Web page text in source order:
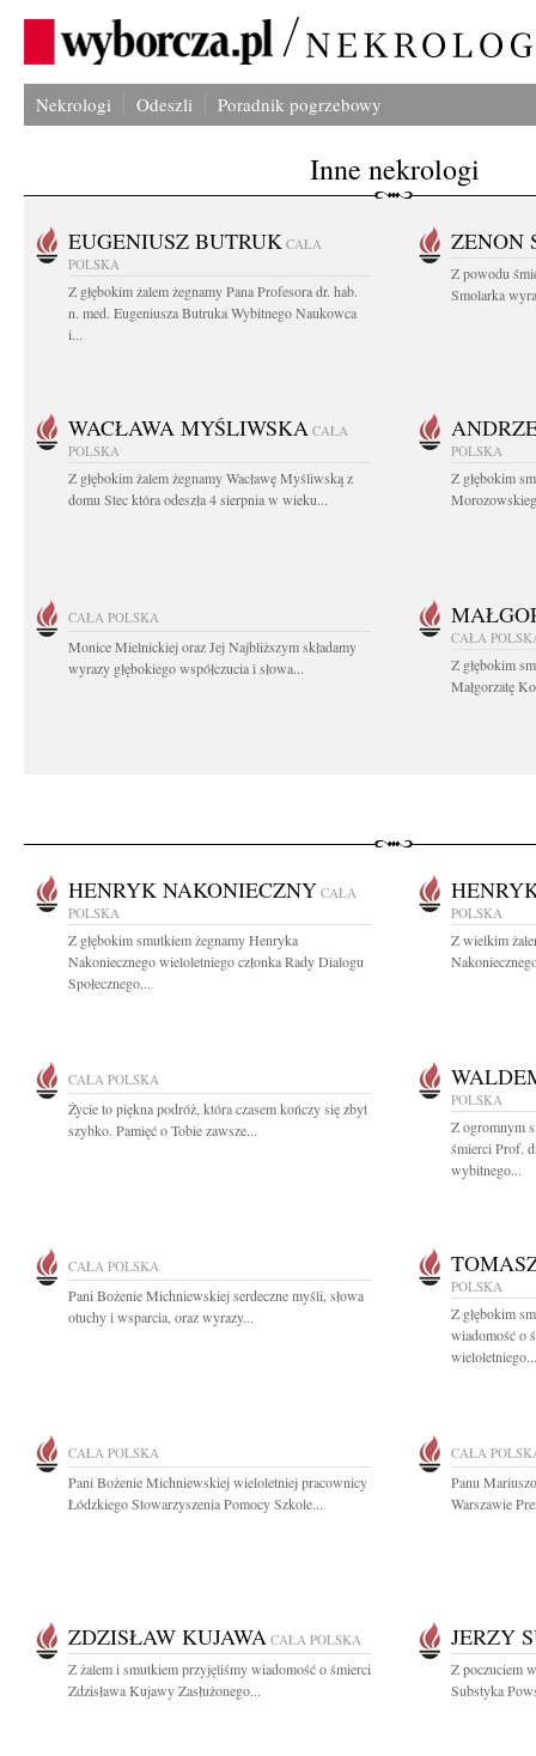
Nekrologi Odeszli Poradnik pogrzebowy
Inne nekrologi
EUGENIUSZ BUTRUK CAŁA
POLSKA
Z głębokim żalem żegnamy Pana Profesora dr. hab.
n. med. Eugeniusza Butruka Wybitnego Naukowca
i...
ZENON
Z powodu
Smolarka
WACŁAWA MYŚLIWSKA CAŁA
POLSKA
Z głębokim żalem żegnamy Wacławę Myśliwską z
domu Stec która odeszła 4 sierpnia w wieku...
POLSKA
Z głębokim
CAŁA POLSKA
Monice Mielnickiej oraz Jej Najbliższym składamy
wyrazy głębokiego współczucia i słowa...
CAŁA
Z głębokim
Małgorzatę
HENRYK NAKONIECZNY CAŁA
POLSKA
Z głębokim smutkiem żegnamy Henryka
Nakoniecznego wieloletniego członka Rady Dialogu
Społecznego...
POLSKA
Z wielkim
CAŁA POLSKA
Życie to piękna podróż, która czasem kończy się zbyt
szybko. Pamięć o Tobie zawsze...
POLSKA
Z ogromnym
śmierci Prof.
wybitnego...
CAŁA POLSKA
Pani Bożenie Michniewskiej serdeczne myśli, słowa
otuchy i wsparcia, oraz wyrazy...
POLSKA
Z głębokim
wiadomość o
wieloletniego...
CAŁA POLSKA
Pani Bożenie Michniewskiej wieloletniej pracownicy
Łódzkiego Stowarzyszenia Pomocy Szkole...
CAŁA
Panu
Warszawie
ZDZISŁAW KUJAWA CAŁA POLSKA
Z żalem i smutkiem przyjęliśmy wiadomość o śmierci
Zdzisława Kujawy Zasłużonego...
JERZY
Z poczuciem
Substyka